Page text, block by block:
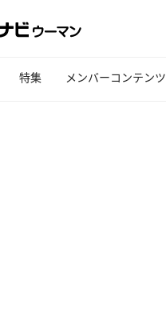
特集 メンバーコンテンツ